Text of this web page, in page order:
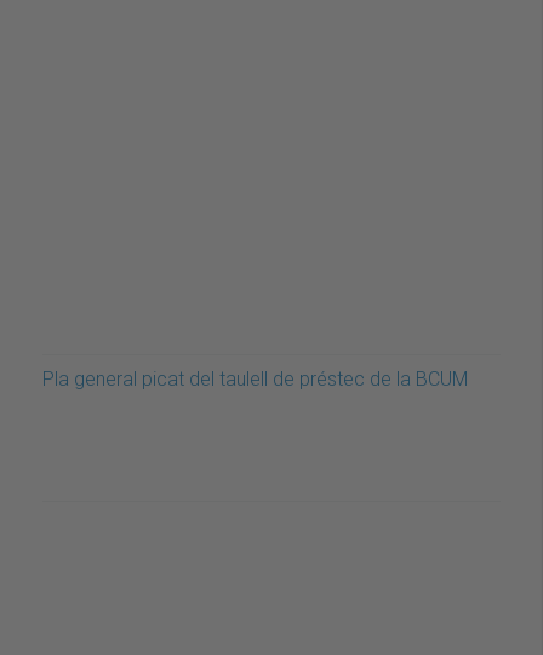
Pla general picat del taulell de préstec de la BCUM